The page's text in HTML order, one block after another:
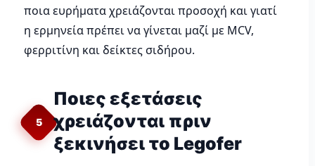
ποια ευρήματα χρειάζονται προσοχή και γιατί
η ερμηνεία πρέπει να γίνεται μαζί με MCV,
φερριτίνη και δείκτες σιδήρου.
5
Ποιες εξετάσεις
χρειάζονται πριν
ξεκινήσει το Legofer